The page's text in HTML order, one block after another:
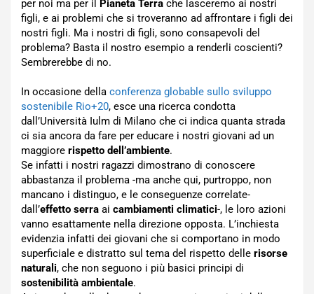
per noi ma per il Pianeta Terra che lasceremo ai nostri
figli, e ai problemi che si troveranno ad affrontare i figli dei
nostri figli. Ma i nostri di figli, sono consapevoli del
problema? Basta il nostro esempio a renderli coscienti?
Sembrerebbe di no.
In occasione della conferenza globable sullo sviluppo
sostenibile Rio+20, esce una ricerca condotta
dall’Università Iulm di Milano che ci indica quanta strada
ci sia ancora da fare per educare i nostri giovani ad un
maggiore rispetto dell’ambiente.
Se infatti i nostri ragazzi dimostrano di conoscere
abbastanza il problema -ma anche qui, purtroppo, non
mancano i distinguo, e le conseguenze correlate-
dall’effetto serra ai cambiamenti climatici-, le loro azioni
vanno esattamente nella direzione opposta. L’inchiesta
evidenzia infatti dei giovani che si comportano in modo
superficiale e distratto sul tema del rispetto delle risorse
naturali, che non seguono i più basici principi di
sostenibilità ambientale.